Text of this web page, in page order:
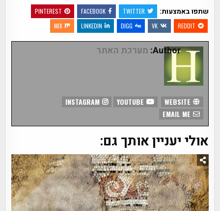
שתפו באמצעות:
TWITTER
FACEBOOK
PINTEREST
REDDIT
VK
DIGG
LINKEDIN
MIX
Author: מערכת האתר
INSTAGRAM
אולי יעניין אותך גם: